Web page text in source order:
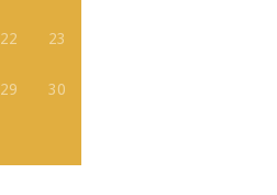
22 23
29 30